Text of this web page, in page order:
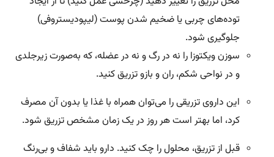
توده‌های چربی یا ضخیم شدن پوست (لیپودیستروفی)
جلوگیری شود.
سوزن ویکتوزا را نه در رگ و نه در عضله، که به‌صورت زیرجلدی
و در نواحی شکم، ران و بازو تزریق کنید.
این داروی تزریقی را می‌توان همراه با غذا یا بدون آن مصرف
کرد، اما بهتر است هر روز در یک زمان مشخص تزریق شود.
قبل از تزریق، محلول را چک کنید. دارو باید شفاف و بی‌رنگ